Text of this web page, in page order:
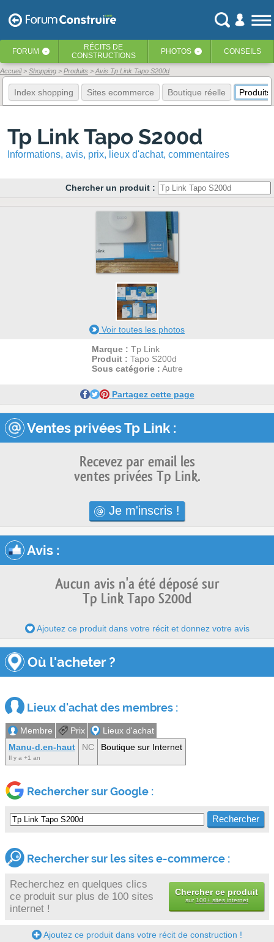
FORUM ‹ RÉCITS DE
CONSTRUCTIONS
PHOTOS ‹ CONSEILS
Accueil Shopping Produits Avis Tp Link Tapo S200d
Index shopping Sites ecommerce Boutique réelle Produits
Tp Link Tapo S200d
Informations, avis, prix, lieux d'achat, commentaires
Chercher un produit :
2
Voir toutes les photos
Marque : Tp Link
Produit : Tapo S200d
Sous catégorie : Autre
Partagez cette page
Ventes privées Tp Link :
Recevez par email les
ventes privées Tp Link.
Je m'inscris !
Avis :
Aucun avis n'a été déposé sur
Tp Link Tapo S200d
Ajoutez ce produit dans votre récit et donnez votre avis
Où l'acheter ?
Lieux d'achat des membres :
Membre Prix
Lieux d'achat
Manu-d.en-haut
Il y a +1 an
NC Boutique sur Internet
Rechercher sur Google :
Rechercher sur les sites e-commerce :
Recherchez en quelques clics
ce produit sur plus de 100 sites
internet !
Chercher ce produit
sur 100+ sites internet
Ajoutez ce produit dans votre récit de construction !